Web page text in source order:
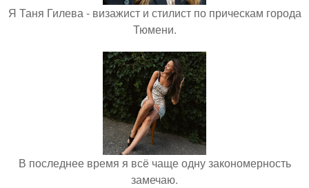
Я Таня Гилева - визажист и стилист по прическам города
Тюмени.
В последнее время я всё чаще одну закономерность
замечаю.